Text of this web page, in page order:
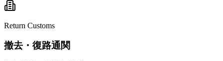
Return Customs
撤去・復路通関